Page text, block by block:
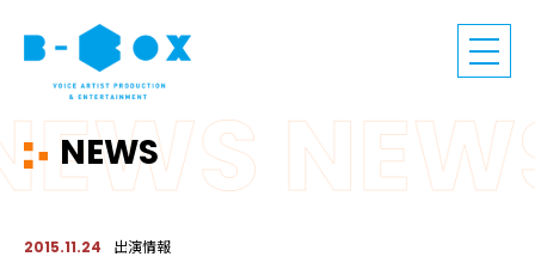
NEWS
2015.11.24 出演情報